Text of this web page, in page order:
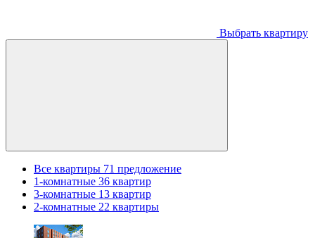
Выбрать квартиру
Все квартиры 71 предложение
1-комнатные 36 квартир
3-комнатные 13 квартир
2-комнатные 22 квартиры